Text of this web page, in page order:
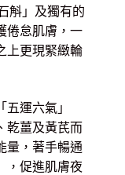
斛」及獨有的
倦怠肌膚，一
上更現緊緻輪
運六氣」
乾薑及黃芪而
量，著手暢通
，促進肌膚夜